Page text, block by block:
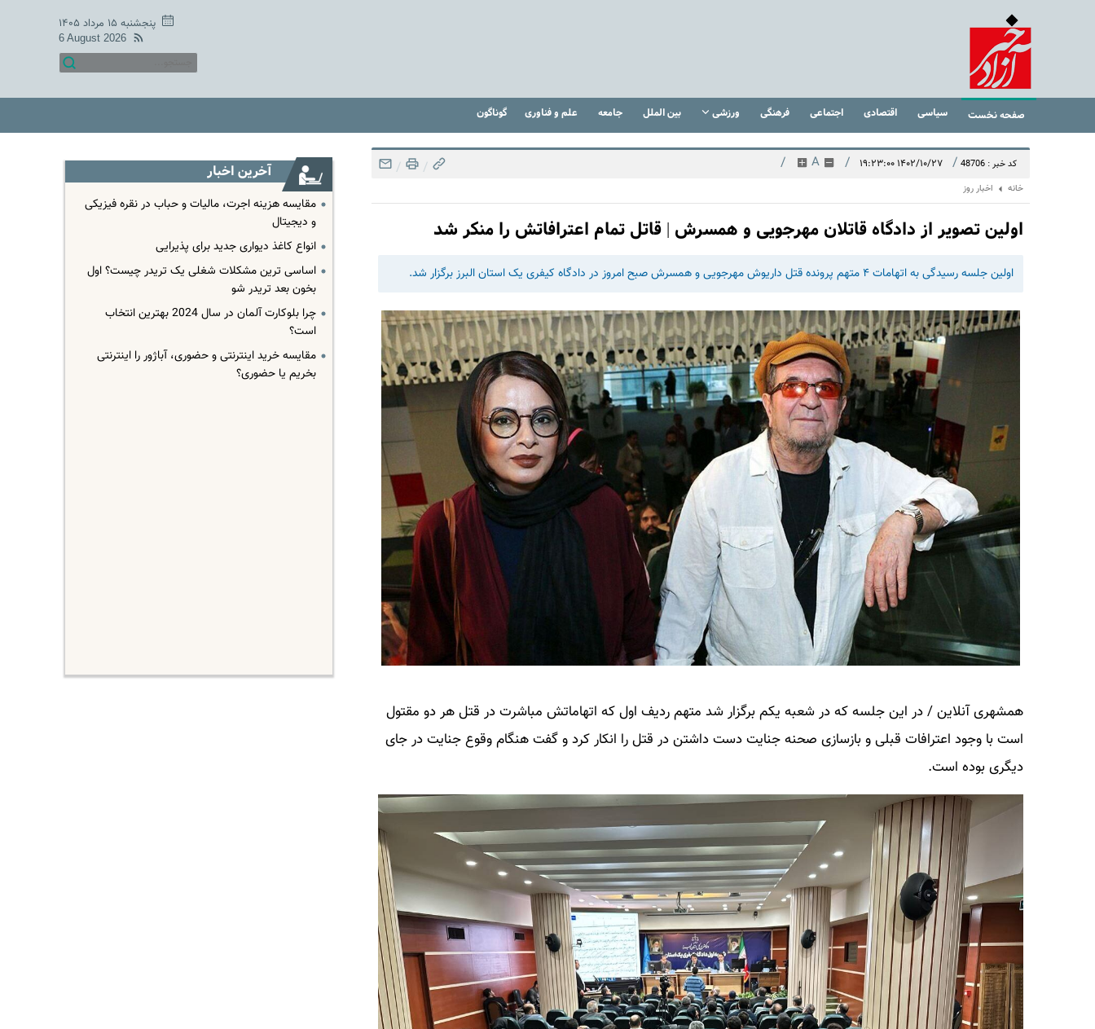
پنجشنبه ۱۵ مرداد ۱۴۰۵
6 August 2026
صفحه نخست سیاسی اقتصادی اجتماعی فرهنگی ورزشی بین الملل جامعه علم و فناوری گوناگون
کد خبر : 48706 / ۱۴۰۲/۱۰/۲۷ ۱۹:۲۳:۰۰ /
A
/
/
/
خانه اخبار روز
اولین تصویر از دادگاه قاتلان مهرجویی و همسرش | قاتل تمام اعترافاتش را منکر شد
اولین جلسه رسیدگی به اتهامات ۴ متهم پرونده قتل داریوش مهرجویی و همسرش صبح امروز در دادگاه کیفری یک استان البرز برگزار شد.
همشهری آنلاین / در این جلسه که در شعبه یکم برگزار شد متهم ردیف اول که اتهاماتش مباشرت در قتل هر دو مقتول
است با وجود اعترافات قبلی و بازسازی صحنه جنایت دست داشتن در قتل را انکار کرد و گفت هنگام وقوع جنایت در جای
دیگری بوده است.
آخرین اخبار
مقایسه هزینه اجرت، مالیات و حباب در نقره فیزیکی
و دیجیتال
انواع کاغذ دیواری جدید برای پذیرایی
اساسی ترین مشکلات شغلی یک تریدر چیست؟ اول
بخون بعد تریدر شو
چرا بلوکارت آلمان در سال 2024 بهترین انتخاب
است؟
مقایسه خرید اینترنتی و حضوری، آباژور را اینترنتی
بخریم یا حضوری؟